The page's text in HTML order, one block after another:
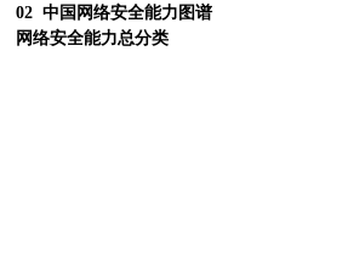
02 中国网络安全能力图谱
网络安全能力总分类